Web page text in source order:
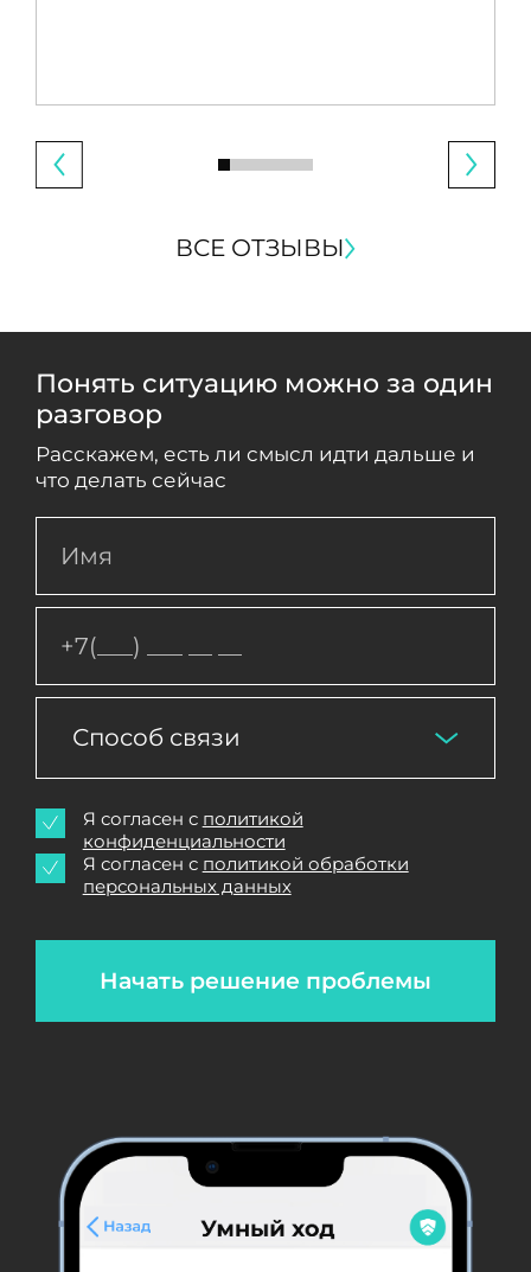
ВСЕ ОТЗЫВЫ
Понять ситуацию можно за один
разговор
Расскажем, есть ли смысл идти дальше и
что делать сейчас
Способ связи
Начать решение проблемы
Я согласен с политикой
конфиденциальности
Я согласен с политикой обработки
персональных данных